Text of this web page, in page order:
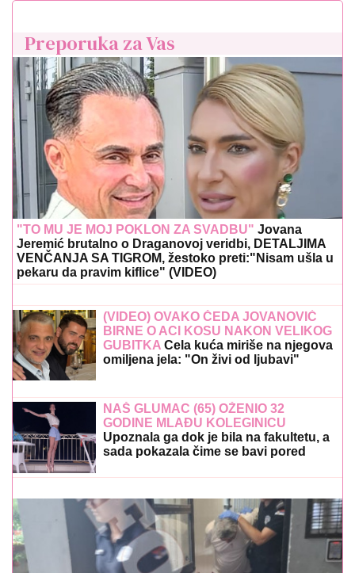
Preporuka za Vas
"TO MU JE MOJ POKLON ZA SVADBU" Jovana
Jeremić brutalno o Draganovoj veridbi, DETALJIMA
VENČANJA SA TIGROM, žestoko preti:"Nisam ušla u
pekaru da pravim kiflice" (VIDEO)
(VIDEO) OVAKO ČEDA JOVANOVIĆ
BIRNE O ACI KOSU NAKON VELIKOG
GUBITKA Cela kuća miriše na njegova
omiljena jela: "On živi od ljubavi"
NAŠ GLUMAC (65) OŽENIO 32
GODINE MLAĐU KOLEGINICU
Upoznala ga dok je bila na fakultetu, a
sada pokazala čime se bavi pored